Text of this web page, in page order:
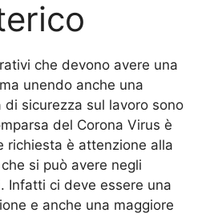
che devono avere una
unendo anche una
di sicurezza sul lavoro sono
del Corona Virus è
richiesta è attenzione alla
si può avere negli
Infatti ci deve essere una
e anche una maggiore